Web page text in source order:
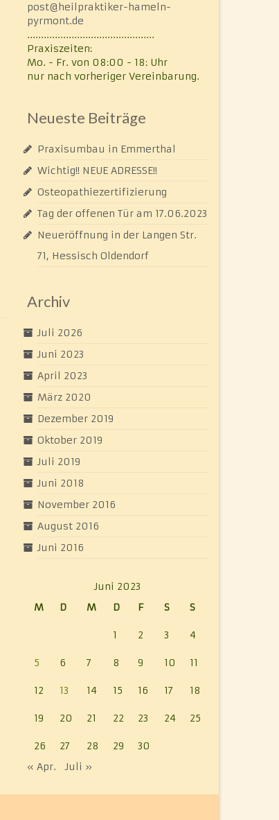
post@heilpraktiker-hameln-
pyrmont.de
..............................................
Praxiszeiten:
Mo. - Fr. von 08:00 - 18: Uhr
nur nach vorheriger Vereinbarung.
Neueste Beiträge
Praxisumbau in Emmerthal
Wichtig!! NEUE ADRESSE!!
Osteopathiezertifizierung
Tag der offenen Tür am 17.06.2023
Neueröffnung in der Langen Str.
71, Hessisch Oldendorf
Archiv
Juli 2026
Juni 2023
April 2023
März 2020
Dezember 2019
Oktober 2019
Juli 2019
Juni 2018
November 2016
August 2016
Juni 2016
Juni 2023
M
D M D F S S
1 2 3 4
5 6 7 8 9 10 11
12 13 14 15 16 17 18
19 20 21 22 23 24 25
26 27 28 29
30
« Apr.
Juli »